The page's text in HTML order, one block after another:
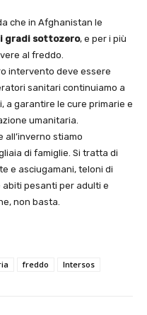
che in Afghanistan le
gradi sottozero, e per i più
al freddo.
intervento deve essere
sanitari continuiamo a
a garantire le cure primarie e
umanitaria.
all’inverno stiamo
di famiglie. Si tratta di
e asciugamani, teloni di
pesanti per adulti e
non basta.
freddo Intersos